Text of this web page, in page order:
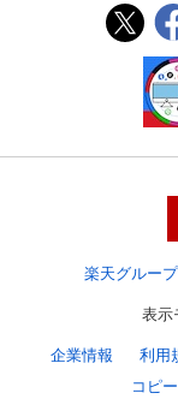
楽天グルー
表示
企業情報 利用
コピ